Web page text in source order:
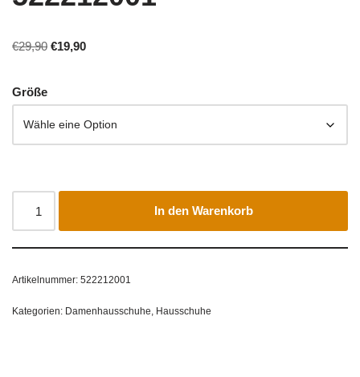
€29,90 €19,90
Größe
In den Warenkorb
Artikelnummer: 522212001
Kategorien: Damenhausschuhe, Hausschuhe